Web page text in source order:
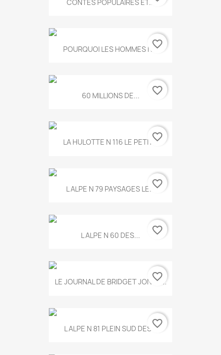
CONTES POPULAIRES ET...
POURQUOI LES HOMMES N...favorite_border
60 MILLIONS DE... favorite_border
LA HULOTTE N 116 LE PETIT...favorite_border
L ALPE N 79 PAYSAGES LE...favorite_border
L ALPE N 60 DES... favorite_border
LE JOURNAL DE BRIDGET JONES...
favorite_border
L ALPE N 81 PLEIN SUD DES...favorite_border